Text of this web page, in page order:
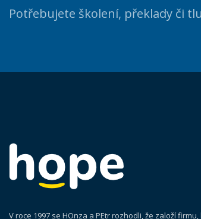
Potřebujete školení, překlady či
V roce 1997 se HOnza a PEtr rozhodli, že založí